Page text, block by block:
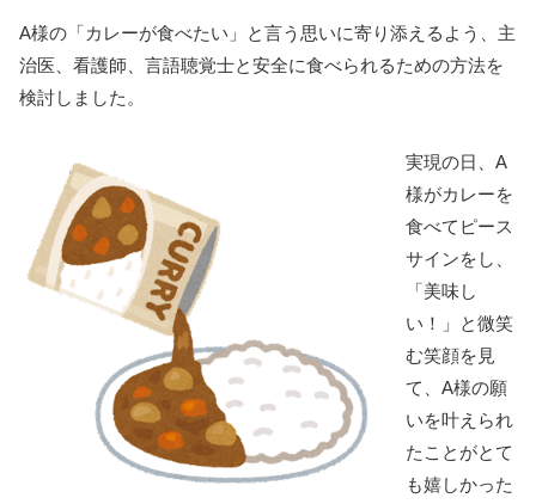
A様の「カレーが食べたい」と言う思いに寄り添えるよう、主
治医、看護師、言語聴覚士と安全に食べられるための方法を
検討しました。
実現の日、A
様がカレーを
食べてピース
サインをし、
「美味し
い！」と微笑
む笑顔を見
て、A様の願
いを叶えられ
たことがとて
も嬉しかった